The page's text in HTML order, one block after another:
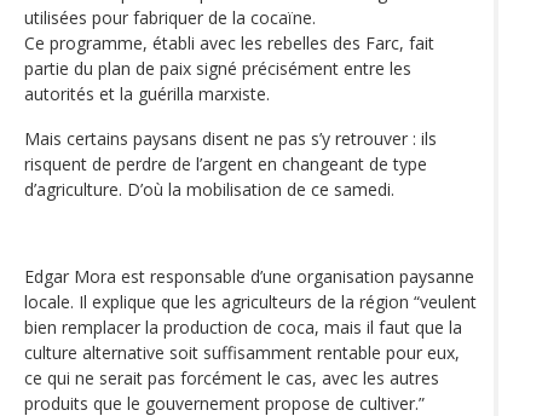
utilisées pour fabriquer de la cocaïne.
Ce programme, établi avec les rebelles des Farc, fait
partie du plan de paix signé précisément entre les
autorités et la guérilla marxiste.
Mais certains paysans disent ne pas s’y retrouver : ils
risquent de perdre de l’argent en changeant de type
d’agriculture. D’où la mobilisation de ce samedi.
Edgar Mora est responsable d’une organisation paysanne
locale. Il explique que les agriculteurs de la région “veulent
bien remplacer la production de coca, mais il faut que la
culture alternative soit suffisamment rentable pour eux,
ce qui ne serait pas forcément le cas, avec les autres
produits que le gouvernement propose de cultiver.”